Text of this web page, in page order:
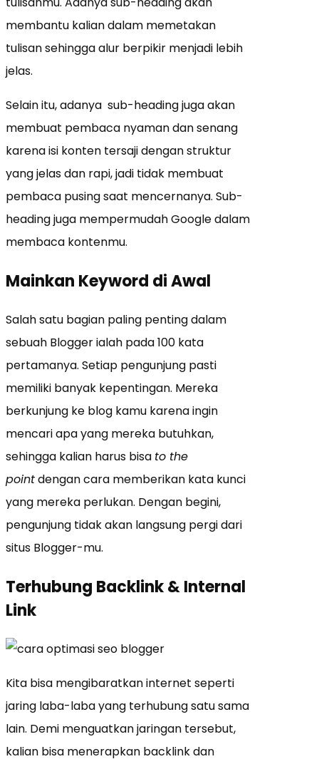
membantu kalian dalam memetakan
tulisan sehingga alur berpikir menjadi lebih
jelas.
Selain itu, adanya sub-heading juga akan
membuat pembaca nyaman dan senang
karena isi konten tersaji dengan struktur
yang jelas dan rapi, jadi tidak membuat
pembaca pusing saat mencernanya. Sub-
heading juga mempermudah Google dalam
membaca kontenmu.
Mainkan Keyword di Awal
Salah satu bagian paling penting dalam
sebuah Blogger ialah pada 100 kata
pertamanya. Setiap pengunjung pasti
memiliki banyak kepentingan. Mereka
berkunjung ke blog kamu karena ingin
mencari apa yang mereka butuhkan,
sehingga kalian harus bisa to the
pointdengan cara memberikan kata kunci
yang mereka perlukan. Dengan begini,
pengunjung tidak akan langsung pergi dari
situs Blogger-mu.
Terhubung Backlink & Internal
Link
Kita bisa mengibaratkan internet seperti
jaring laba-laba yang terhubung satu sama
lain. Demi menguatkan jaringan tersebut,
kalian bisa menerapkan backlink dan